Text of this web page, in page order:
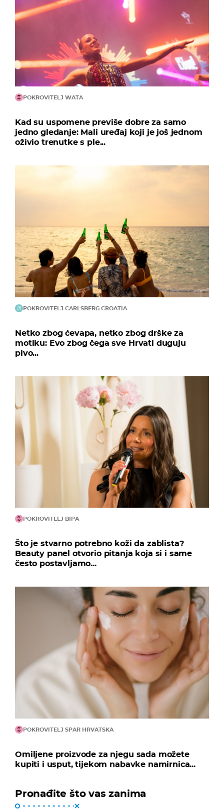
POKROVITELJ WATA
Kad su uspomene previše dobre za samo
jedno gledanje: Mali uređaj koji je još jednom
oživio trenutke s ple...
POKROVITELJ CARLSBERG CROATIA
Netko zbog ćevapa, netko zbog drške za
motiku: Evo zbog čega sve Hrvati duguju
pivo...
POKROVITELJ BIPA
Što je stvarno potrebno koži da zablista?
Beauty panel otvorio pitanja koja si i same
često postavljamo...
POKROVITELJ SPAR HRVATSKA
Omiljene proizvode za njegu sada možete
kupiti i usput, tijekom nabavke namirnica...
Pronađite što vas zanima